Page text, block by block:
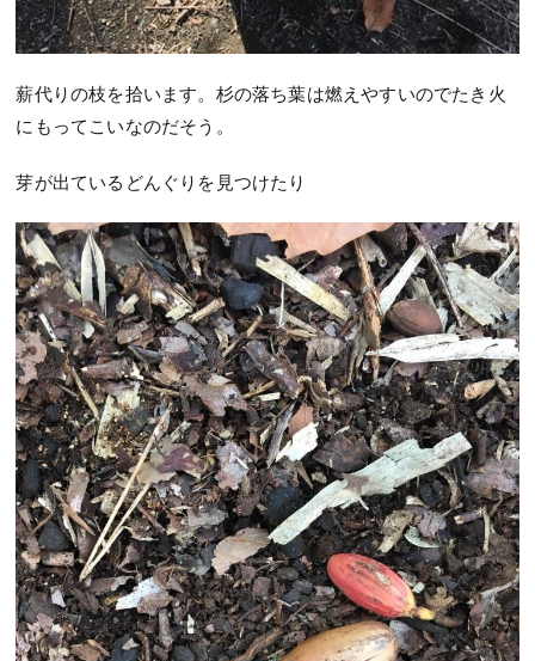
薪代りの枝を拾います。杉の落ち葉は燃えやすいのでたき火
にもってこいなのだそう。
芽が出ているどんぐりを見つけたり